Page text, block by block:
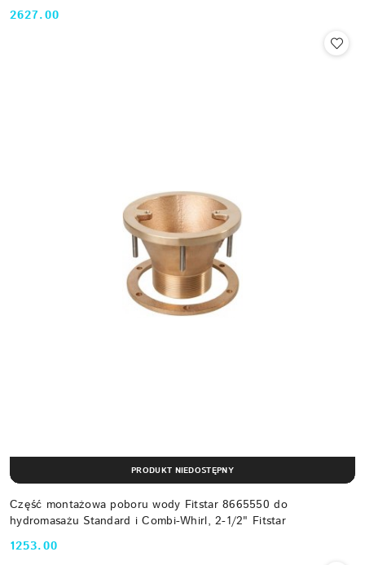
Cena:
2627.00
Część montażowa poboru wody Fitstar 8665550 do
hydromasażu Standard i Combi-Whirl, 2-1/2" Fitstar
Cena:
1253.00
PRODUKT NIEDOSTĘPNY